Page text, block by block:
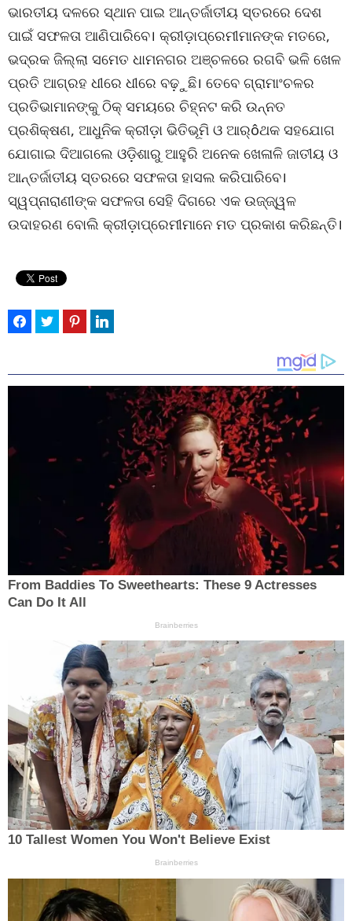
ଭାରତୀୟ ଦଳରେ ସ୍ଥାନ ପାଇ ଆନ୍ତର୍ଜାତୀୟ ସ୍ତରରେ ଦେଶ
ପାଇଁ ସଫଳତା ଆଣିପାରିବେ। କ୍ରୀଡ଼ାପ୍ରେମୀମାନଙ୍କ ମତରେ,
ଭଦ୍ରକ ଜିଲ୍ଲା ସମେତ ଧାମନଗର ଅଞ୍ଚଳରେ ରଗବି ଭଳି ଖେଳ
ପ୍ରତି ଆଗ୍ରହ ଧୀରେ ଧୀରେ ବଢ଼ୁଛି। ତେବେ ଗ୍ରାମାଂଚଳର
ପ୍ରତିଭାମାନଙ୍କୁ ଠିକ୍ ସମୟରେ ଚିହ୍ନଟ କରି ଉନ୍ନତ
ପ୍ରଶିକ୍ଷଣ, ଆଧୁନିକ କ୍ରୀଡ଼ା ଭିତିଭୂମି ଓ ଆର୍ôଥକ ସହଯୋଗ
ଯୋଗାଇ ଦିଆଗଲେ ଓଡ଼ିଶାରୁ ଆହୁରି ଅନେକ ଖେଳାଳି ଜାତୀୟ ଓ
ଆନ୍ତର୍ଜାତୀୟ ସ୍ତରରେ ସଫଳତା ହାସଲ କରିପାରିବେ।
ସ୍ୱପ୍ନାରାଣୀଙ୍କ ସଫଳତା ସେହି ଦିଗରେ ଏକ ଉଜ୍ଜ୍ୱଳ
ଉଦାହରଣ ବୋଲି କ୍ରୀଡ଼ାପ୍ରେମୀମାନେ ମତ ପ୍ରକାଶ କରିଛନ୍ତି।